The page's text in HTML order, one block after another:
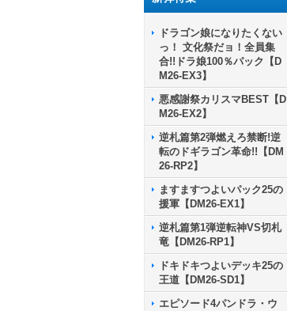
ドラゴン娘になりたくない
っ！ 文化祭だョ！全員集
合!!ドラ娘100％パック【D
M26-EX3】
悪感謝祭カリスマBEST【D
M26-EX2】
逆札篇第2弾燃えろ禁断!逆
転のドギラゴン革命!!【DM
26-RP2】
ますますつよいパック25の
援軍【DM26-EX1】
逆札篇第1弾逆転神VS切札
竜【DM26-RP1】
ドキドキつよいデッキ25の
王道【DM26-SD1】
エピソード4パンドラ・ウ